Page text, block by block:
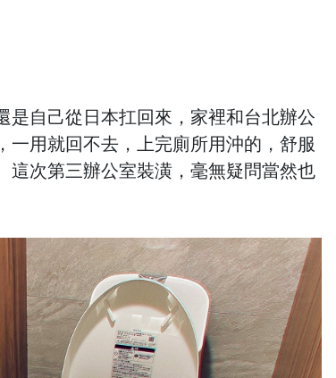
是自己從日本扛回來，家裡和台北辦公
一用就回不去，上完廁所用沖的，舒服
這次第三辦公室裝潢，毫無疑問當然也